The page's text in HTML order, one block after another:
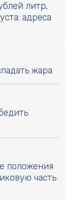
литр,
адреса
жара
положения
часть